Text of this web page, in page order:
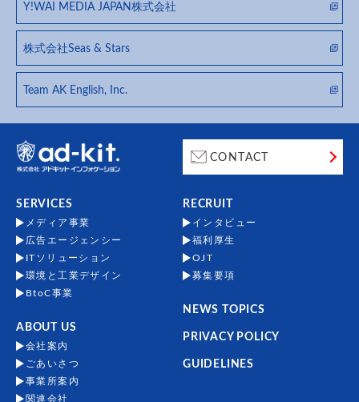
Y!WAI MEDIA JAPAN株式会社
株式会社Seas & Stars
Team AK English, Inc.
CONTACT
SERVICES
メディア事業
広告エージェンシー
ITソリューション
環境と工業デザイン
BtoC事業
ABOUT US
会社案内
ごあいさつ
事業所案内
関連会社
RECRUIT
インタビュー
福利厚生
OJT
募集要項
NEWS TOPICS
PRIVACY POLICY
GUIDELINES